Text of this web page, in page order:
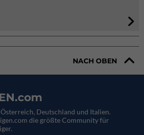
NACH OBEN
Deutschland und Italien.
die größte Community für